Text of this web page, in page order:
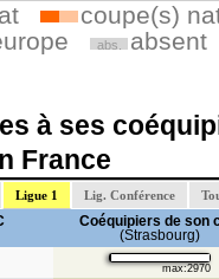
coupe(s)
abs. absent
à ses
France
Ligue 1 Lig. Conférence
Coéquipiers de son
(Strasbourg)
max:2970